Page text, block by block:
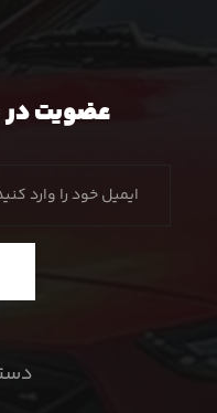
عضویت در